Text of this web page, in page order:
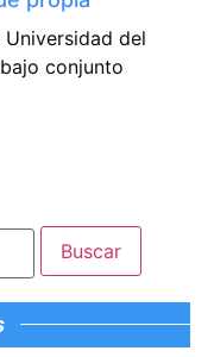
del
conjunto